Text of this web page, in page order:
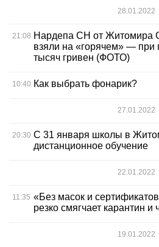
28.01.2022
21:08 Нардепа СН от Житомира
взяли на «горячем» — при
тысяч гривен (ФОТО)
10:40 Как выбрать фонарик?
27.01.2022
20:30 С 31 января школы в
дистанционное обучение
22.01.2022
11:35 «Без масок и
резко смягчает карантин
19.01.2022